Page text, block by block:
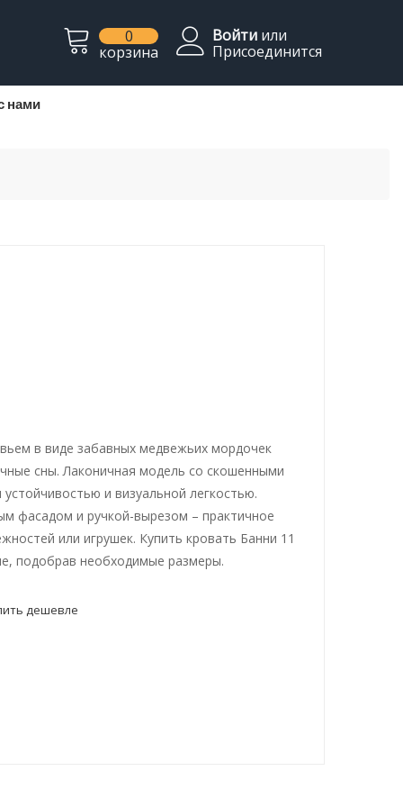
0
корзина
Войти или
Присоединится
нами
в виде забавных медвежьих мордочек
сны. Лаконичная модель со скошенными
и визуальной легкостью.
фасадом и ручкой-вырезом – практичное
или игрушек. Купить кровать Банни 11
подобрав необходимые размеры.
дешевле